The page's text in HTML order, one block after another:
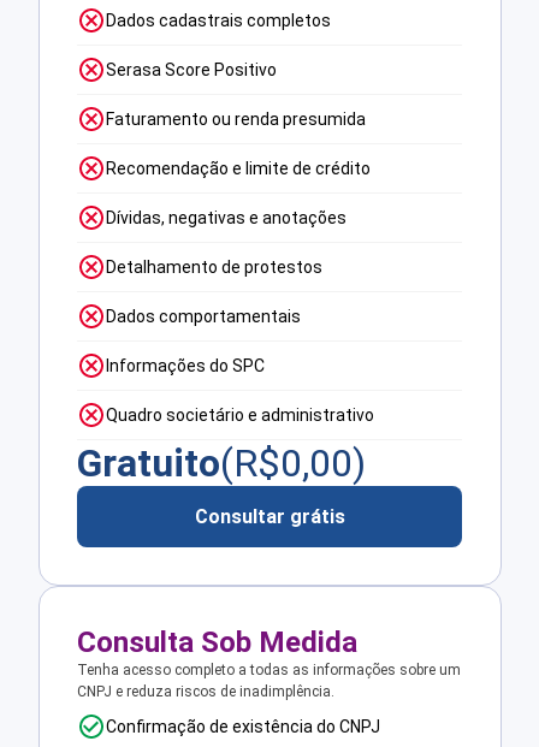
Dados cadastrais completos
Serasa Score Positivo
Faturamento ou renda presumida
Recomendação e limite de crédito
Dívidas, negativas e anotações
Detalhamento de protestos
Dados comportamentais
Informações do SPC
Quadro societário e administrativo
Gratuito(R$0,00)
Consultar grátis
Consulta Sob Medida
Tenha acesso completo a todas as informações sobre um
CNPJ e reduza riscos de inadimplência.
Confirmação de existência do CNPJ